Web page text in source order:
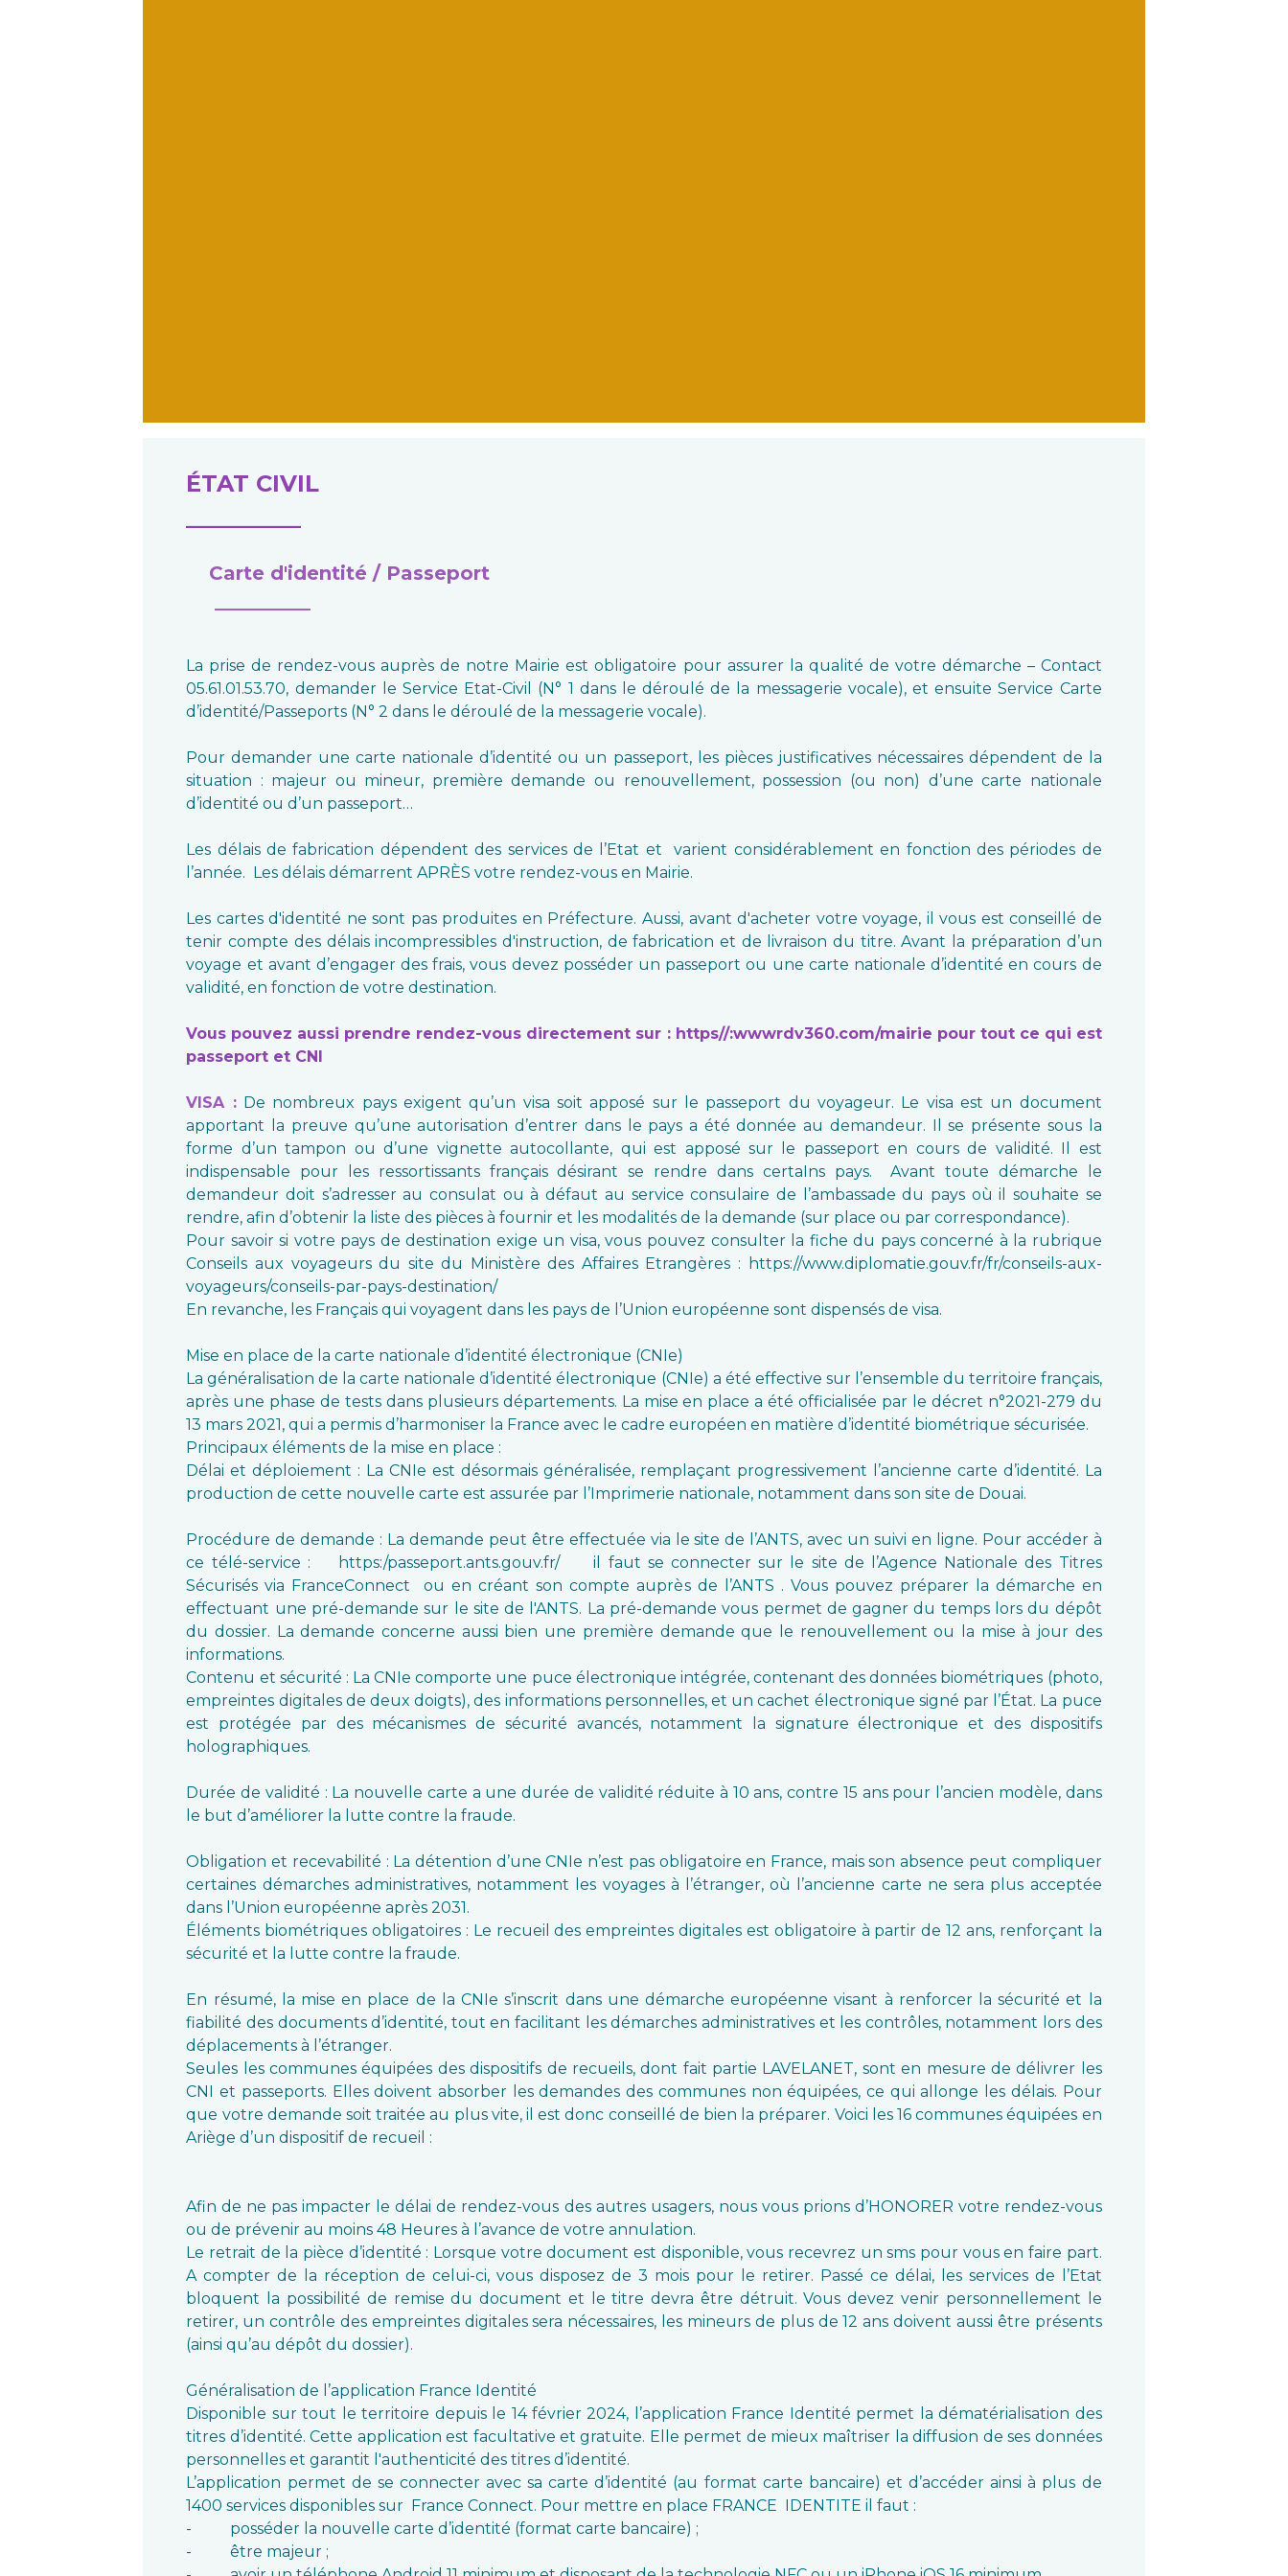
ÉTAT CIVIL
__________
Carte d'identité / Passeport
La prise de rendez-vous auprès de notre Mairie est obligatoire pour assurer la qualité de votre démarche – Contact
05.61.01.53.70, demander le Service Etat-Civil (N° 1 dans le déroulé de la messagerie vocale), et ensuite Service Carte
d’identité/Passeports (N° 2 dans le déroulé de la messagerie vocale).
Pour demander une carte nationale d’identité ou un passeport, les pièces justificatives nécessaires dépendent de la
situation : majeur ou mineur, première demande ou renouvellement, possession (ou non) d’une carte nationale
d’identité ou d’un passeport…
Les délais de fabrication dépendent des services de l’Etat et varient considérablement en fonction des périodes de
l’année. Les délais démarrent APRÈS votre rendez-vous en Mairie.
Les cartes d'identité ne sont pas produites en Préfecture. Aussi, avant d'acheter votre voyage, il vous est conseillé de
tenir compte des délais incompressibles d'instruction, de fabrication et de livraison du titre. Avant la préparation d’un
voyage et avant d’engager des frais, vous devez posséder un passeport ou une carte nationale d’identité en cours de
validité, en fonction de votre destination.
Vous pouvez aussi prendre rendez-vous directement sur : https//:wwwrdv360.com/mairie pour tout ce qui est
passeport et CNI
VISA :De nombreux pays exigent qu’un visa soit apposé sur le passeport du voyageur. Le visa est un document
apportant la preuve qu’une autorisation d’entrer dans le pays a été donnée au demandeur. Il se présente sous la
forme d’un tampon ou d’une vignette autocollante, qui est apposé sur le passeport en cours de validité. Il est
indispensable pour les ressortissants français désirant se rendre dans certaIns pays. Avant toute démarche le
demandeur doit s’adresser au consulat ou à défaut au service consulaire de l’ambassade du pays où il souhaite se
rendre, afin d’obtenir la liste des pièces à fournir et les modalités de la demande (sur place ou par correspondance).
Pour savoir si votre pays de destination exige un visa, vous pouvez consulter la fiche du pays concerné à la rubrique
Conseils aux voyageurs du site du Ministère des Affaires Etrangères : https://www.diplomatie.gouv.fr/fr/conseils-aux-
voyageurs/conseils-par-pays-destination/
En revanche, les Français qui voyagent dans les pays de l’Union européenne sont dispensés de visa.
Mise en place de la carte nationale d’identité électronique (CNIe)
La généralisation de la carte nationale d’identité électronique (CNIe) a été effective sur l’ensemble du territoire français,
après une phase de tests dans plusieurs départements. La mise en place a été officialisée par le décret n°2021-279 du
13 mars 2021, qui a permis d’harmoniser la France avec le cadre européen en matière d’identité biométrique sécurisée.
Principaux éléments de la mise en place :
Délai et déploiement : La CNIe est désormais généralisée, remplaçant progressivement l’ancienne carte d’identité. La
production de cette nouvelle carte est assurée par l’Imprimerie nationale, notamment dans son site de Douai.
Procédure de demande : La demande peut être effectuée via le site de l’ANTS, avec un suivi en ligne. Pour accéder à
ce télé-service : https:/passeport.ants.gouv.fr/ il faut se connecter sur le site de l’Agence Nationale des Titres
Sécurisés via FranceConnect ou en créant son compte auprès de l’ANTS . Vous pouvez préparer la démarche en
effectuant une pré-demande sur le site de l'ANTS. La pré-demande vous permet de gagner du temps lors du dépôt
du dossier. La demande concerne aussi bien une première demande que le renouvellement ou la mise à jour des
informations.
Contenu et sécurité : La CNIe comporte une puce électronique intégrée, contenant des données biométriques (photo,
empreintes digitales de deux doigts), des informations personnelles, et un cachet électronique signé par l’État. La puce
est protégée par des mécanismes de sécurité avancés, notamment la signature électronique et des dispositifs
holographiques.
Durée de validité : La nouvelle carte a une durée de validité réduite à 10 ans, contre 15 ans pour l’ancien modèle, dans
le but d’améliorer la lutte contre la fraude.
Obligation et recevabilité : La détention d’une CNIe n’est pas obligatoire en France, mais son absence peut compliquer
certaines démarches administratives, notamment les voyages à l’étranger, où l’ancienne carte ne sera plus acceptée
dans l’Union européenne après 2031.
Éléments biométriques obligatoires : Le recueil des empreintes digitales est obligatoire à partir de 12 ans, renforçant la
sécurité et la lutte contre la fraude.
En résumé, la mise en place de la CNIe s’inscrit dans une démarche européenne visant à renforcer la sécurité et la
fiabilité des documents d’identité, tout en facilitant les démarches administratives et les contrôles, notamment lors des
déplacements à l’étranger.
Seules les communes équipées des dispositifs de recueils, dont fait partie LAVELANET, sont en mesure de délivrer les
CNI et passeports. Elles doivent absorber les demandes des communes non équipées, ce qui allonge les délais. Pour
que votre demande soit traitée au plus vite, il est donc conseillé de bien la préparer. Voici les 16 communes équipées en
Ariège d’un dispositif de recueil :
Afin de ne pas impacter le délai de rendez-vous des autres usagers, nous vous prions d’HONORER votre rendez-vous
ou de prévenir au moins 48 Heures à l’avance de votre annulation.
Le retrait de la pièce d’identité : Lorsque votre document est disponible, vous recevrez un sms pour vous en faire part.
A compter de la réception de celui-ci, vous disposez de 3 mois pour le retirer. Passé ce délai, les services de l’Etat
bloquent la possibilité de remise du document et le titre devra être détruit. Vous devez venir personnellement le
retirer, un contrôle des empreintes digitales sera nécessaires, les mineurs de plus de 12 ans doivent aussi être présents
(ainsi qu’au dépôt du dossier).
Généralisation de l’application France Identité
Disponible sur tout le territoire depuis le 14 février 2024, l’application France Identité permet la dématérialisation des
titres d’identité. Cette application est facultative et gratuite. Elle permet de mieux maîtriser la diffusion de ses données
personnelles et garantit l'authenticité des titres d’identité.
L’application permet de se connecter avec sa carte d’identité (au format carte bancaire) et d’accéder ainsi à plus de
1400 services disponibles sur France Connect. Pour mettre en place FRANCE IDENTITE il faut :
- posséder la nouvelle carte d’identité (format carte bancaire) ;
- être majeur ;